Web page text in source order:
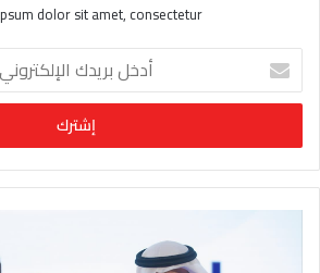
dolor sit amet, consectetur.
خ
ب
ر
ي
د